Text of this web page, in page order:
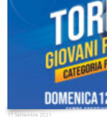
11 Settembre 2021